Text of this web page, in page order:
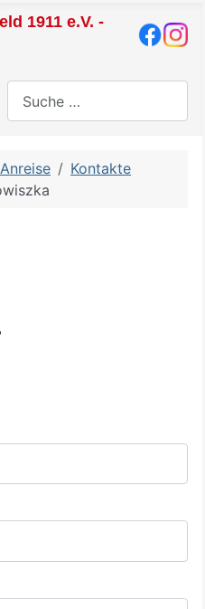
1911 e.V. -
Kontakte